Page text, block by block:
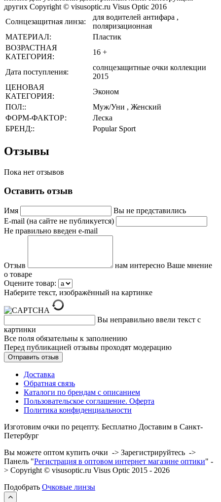
других Copyright © visusoptic.ru Visus Optic 2016
Солнцезащитная линза:
для водителей антифара ,
поляризационная
МАТЕРИАЛ:
Пластик
ВОЗРАСТНАЯ
КАТЕГОРИЯ:
16 +
Дата поступления:
солнцезащитные очки коллекции
2015
ЦЕНОВАЯ
КАТЕГОРИЯ:
Эконом
ПОЛ::
Муж/Уни , Женский
ФОРМ-ФАКТОР:
Леска
БРЕНД::
Popular Sport
Отзывы
Пока нет отзывов
Оставить отзыв
Имя
Вы не представились
E-mail (на сайте не публикуется)
Не правильно введен e-mail
Отзыв
нам интересно Ваше мнение
о товаре
Оцените товар:
Наберите текст, изображённый на картинке
Вы неправильно ввели текст с
картинки
Все поля обязательны к заполнению
Перед публикацией отзывы проходят модерацию
Доставка
Обратная связь
Каталоги по брендам с описанием
Пользовательское соглашение. Оферта
Политика конфиденциальности
Изготовим очки по рецепту. Бесплатно Доставим в Санкт-
Петербург
Вы можете оптом купить очки -> Зарегистрируйтесь ->
Панель "Регистрация в оптовом интернет магазине оптики" -
> Copyright © visusoptic.ru Visus Optic 2015 - 2026
Подобрать Очковые линзы